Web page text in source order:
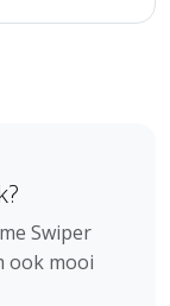
Swiper
ook mooi